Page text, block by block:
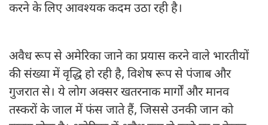
करने के लिए आवश्यक कदम उठा रही है।
अवैध रूप से अमेरिका जाने का प्रयास करने वाले भारतीयों
की संख्या में वृद्धि हो रही है, विशेष रूप से पंजाब और
गुजरात से। ये लोग अक्सर खतरनाक मार्गों और मानव
तस्करों के जाल में फंस जाते हैं, जिससे उनकी जान को